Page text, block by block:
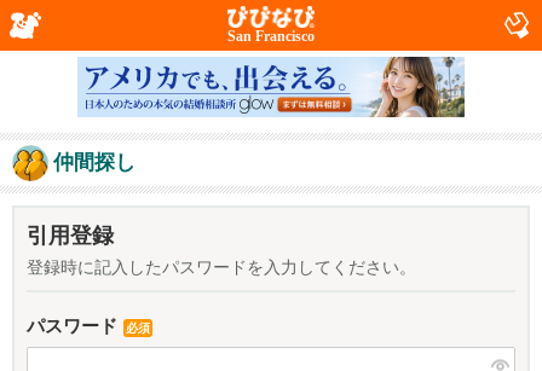
San Francisco
仲間探し
引用登録
登録時に記入したパスワードを入力してください。
パスワード 必須